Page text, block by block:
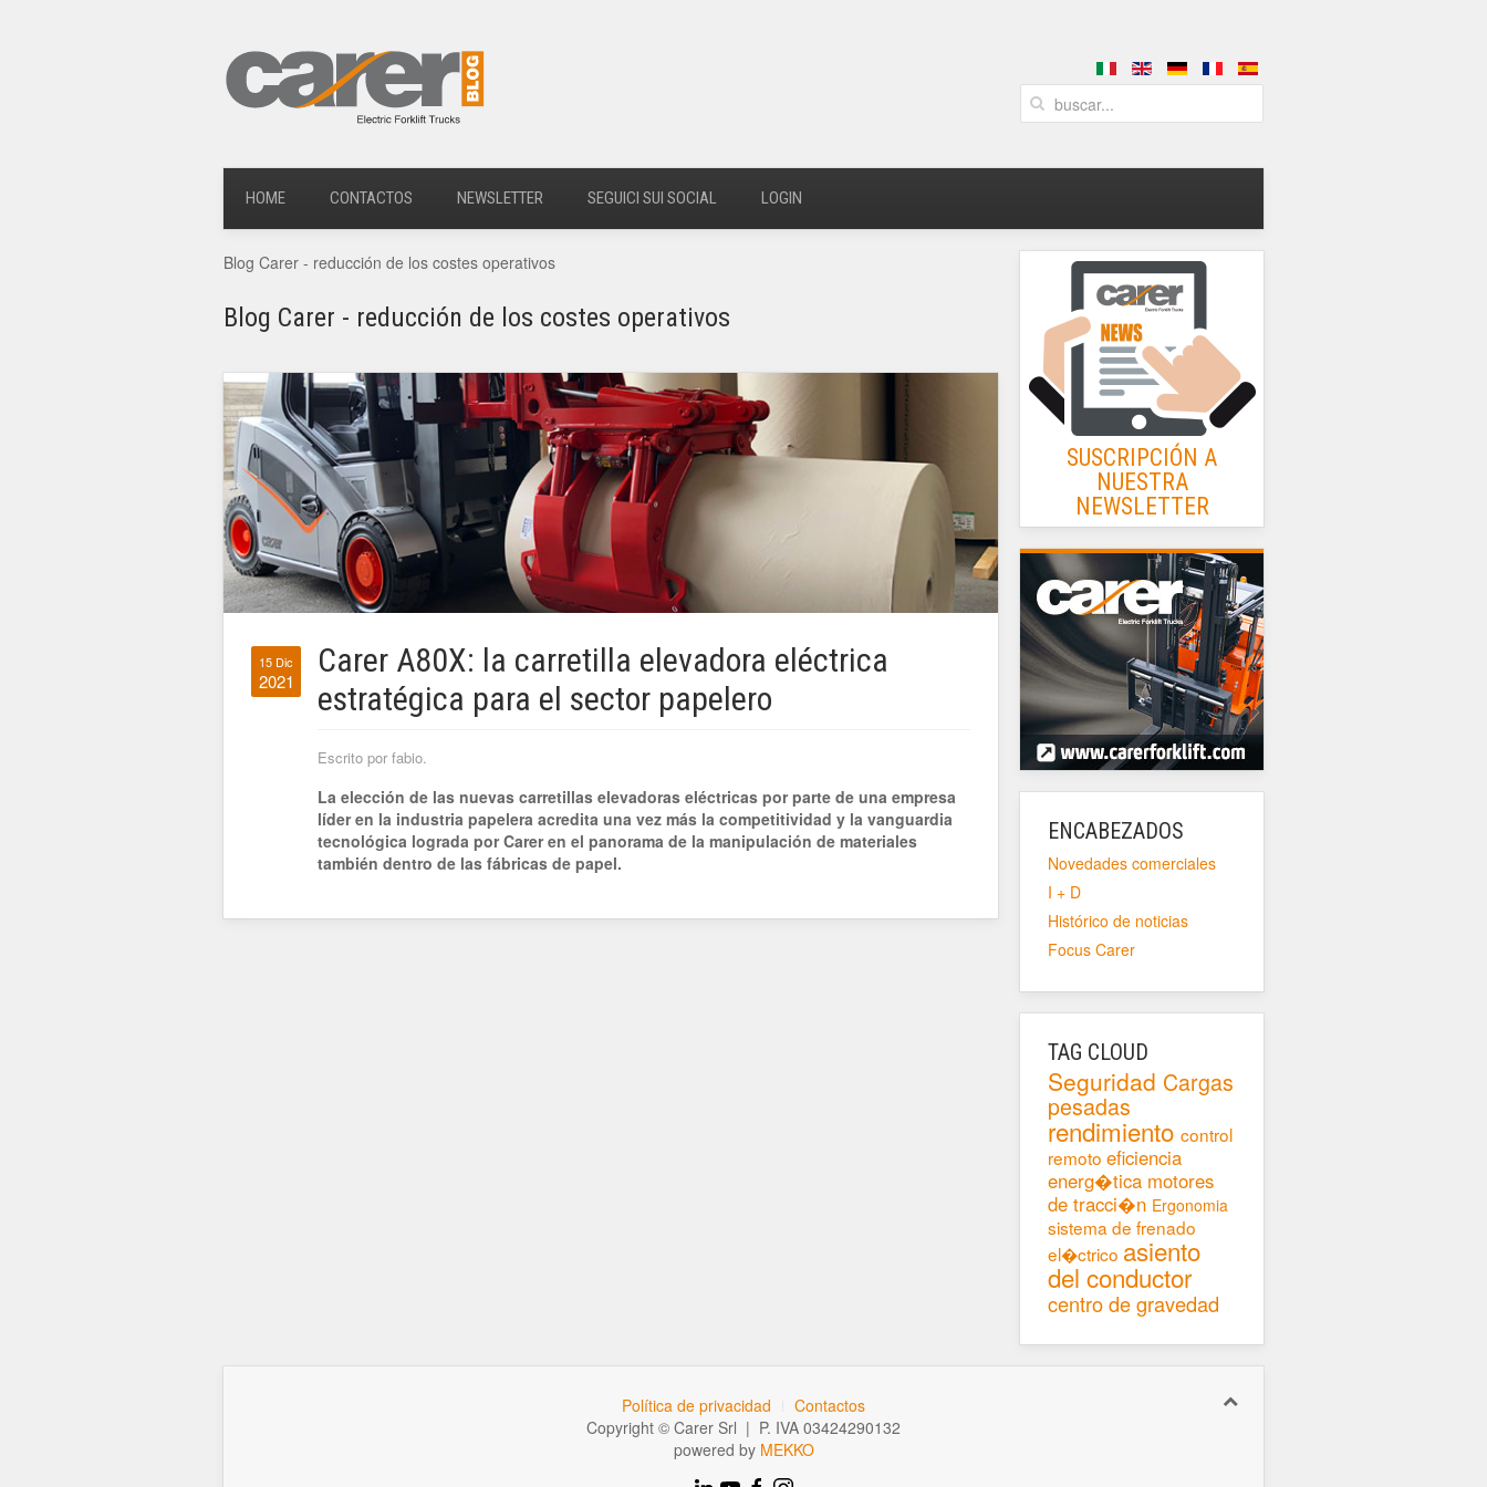
HOME CONTACTOS NEWSLETTER SEGUICI SUI SOCIAL LOGIN
Blog Carer - reducción de los costes operativos
Blog Carer - reducción de los costes operativos
15 Dic
2021
Carer A80X: la carretilla elevadora eléctrica
estratégica para el sector papelero
Escrito por fabio.
La elección de las nuevas carretillas elevadoras eléctricas por parte de una empresa
líder en la industria papelera acredita una vez más la competitividad y la vanguardia
tecnológica lograda por Carer en el panorama de la manipulación de materiales
también dentro de las fábricas de papel.
SUSCRIPCIÓN A
NUESTRA
NEWSLETTER
ENCABEZADOS
Novedades comerciales
I + D
Histórico de noticias
Focus Carer
TAG CLOUD
Seguridad Cargas
pesadas
rendimiento control
remoto eficiencia
energ�tica motores
de tracci�n Ergonomia
sistema de frenado
el�ctrico asiento
del conductor
centro de gravedad
Política de privacidad
Contactos
Copyright © Carer Srl | P. IVA 03424290132
powered by MEKKO